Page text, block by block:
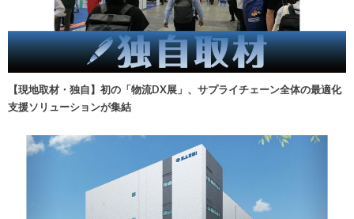
【現地取材・独自】初の「物流DX展」、サプライチェーン全体の最適化
支援ソリューションが集結